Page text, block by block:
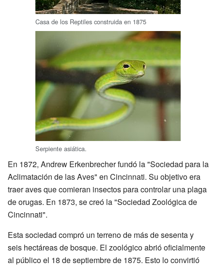
Casa de los Reptiles construida en 1875
Serpiente asiática.
En 1872, Andrew Erkenbrecher fundó la "Sociedad para la
Aclimatación de las Aves" en Cincinnati. Su objetivo era
traer aves que comieran insectos para controlar una plaga
de orugas. En 1873, se creó la "Sociedad Zoológica de
Cincinnati".
Esta sociedad compró un terreno de más de sesenta y
seis hectáreas de bosque. El zoológico abrió oficialmente
al público el 18 de septiembre de 1875. Esto lo convirtió